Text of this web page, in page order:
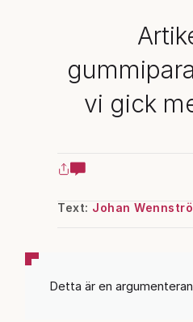
vi gick
Text: Johan
Detta är en